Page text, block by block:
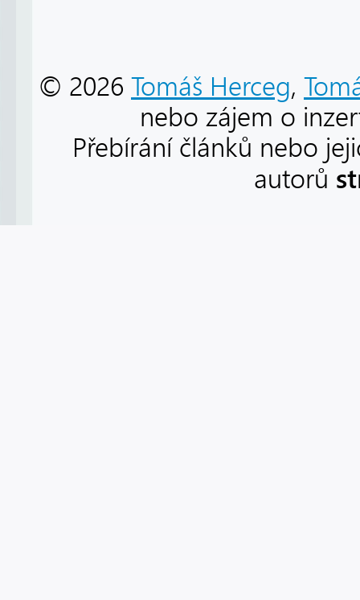
© 2026 Tomáš Herceg,
nebo zájem o
Přebírání článků nebo
autorů